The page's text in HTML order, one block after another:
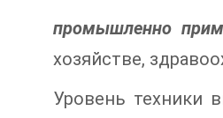
промышленно
хозяйстве,
Уровень техники